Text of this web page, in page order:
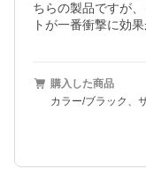
ちらの製品ですが
トが一番衝撃に効
購入した商品
カラー/ブラック、